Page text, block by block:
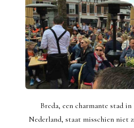
Breda, een charmante stad in
Nederland, staat misschien niet